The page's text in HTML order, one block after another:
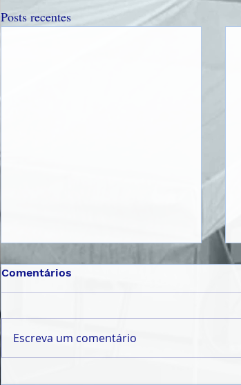
Posts recentes
Comentários
Escreva um comentário